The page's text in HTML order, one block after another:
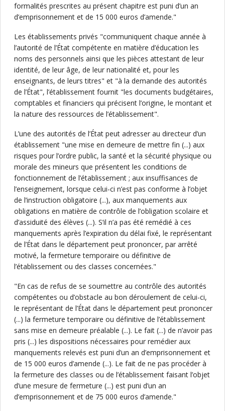
formalités prescrites au présent chapitre est puni d’un an
d’emprisonnement et de 15 000 euros d’amende."
Les établissements privés "communiquent chaque année à
l’autorité de l’État compétente en matière d’éducation les
noms des personnels ainsi que les pièces attestant de leur
identité, de leur âge, de leur nationalité et, pour les
enseignants, de leurs titres" et "à la demande des autorités
de l’État", l’établissement fournit "les documents budgétaires,
comptables et financiers qui précisent l’origine, le montant et
la nature des ressources de l’établissement".
L’une des autorités de l’État peut adresser au directeur d’un
établissement "une mise en demeure de mettre fin (...) aux
risques pour l’ordre public, la santé et la sécurité physique ou
morale des mineurs que présentent les conditions de
fonctionnement de l’établissement ; aux insuffisances de
l’enseignement, lorsque celui-ci n’est pas conforme à l’objet
de l’instruction obligatoire (...), aux manquements aux
obligations en matière de contrôle de l’obligation scolaire et
d’assiduité des élèves (...). S’il n’a pas été remédié à ces
manquements après l’expiration du délai fixé, le représentant
de l’État dans le département peut prononcer, par arrêté
motivé, la fermeture temporaire ou définitive de
l’établissement ou des classes concernées."
"En cas de refus de se soumettre au contrôle des autorités
compétentes ou d’obstacle au bon déroulement de celui-ci,
le représentant de l’État dans le département peut prononcer
(...) la fermeture temporaire ou définitive de l’établissement
sans mise en demeure préalable (...). Le fait (...) de n’avoir pas
pris (...) les dispositions nécessaires pour remédier aux
manquements relevés est puni d’un an d’emprisonnement et
de 15 000 euros d’amende (...). Le fait de ne pas procéder à
la fermeture des classes ou de l’établissement faisant l’objet
d’une mesure de fermeture (...) est puni d’un an
d’emprisonnement et de 75 000 euros d’amende."